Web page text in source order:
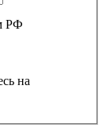
РФ
на